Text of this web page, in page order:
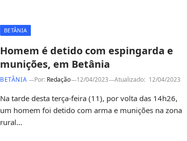
BETÂNIA
Homem é detido com espingarda e
munições, em Betânia
BETÂNIA Por: Redação 12/04/2023 Atualizado: 12/04/2023
Na tarde desta terça-feira (11), por volta das 14h26,
um homem foi detido com arma e munições na zona
rural…